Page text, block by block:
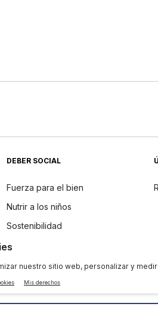
DEBER SOCIAL
Fuerza para el bien
Nutrir a los niños
Sostenibilidad
Filosofía de los ingredientes